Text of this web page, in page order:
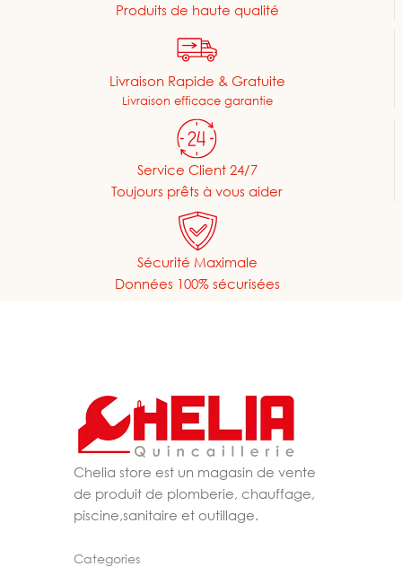
Produits de haute qualité
Livraison Rapide & Gratuite
Livraison efficace garantie
Service Client 24/7
Toujours prêts à vous aider
Sécurité Maximale
Données 100% sécurisées
Chelia store est un magasin de vente
de produit de plomberie, chauffage,
piscine,sanitaire et outillage.
Categories